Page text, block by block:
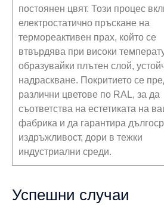
постоянен цвят. Този процес
електростатично пръскане на
термореактивен прах, който се
втвърдява при високи
образувайки плътен слой,
надраскване. Покритието се
различни цветове по RAL, за да
съответства на естетиката на
фабрика и да гарантира
издръжливост, дори в тежки
индустриални среди.
Успешни случаи